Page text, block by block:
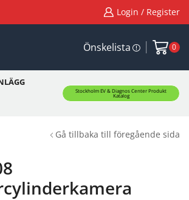
Login / Register
Önskelista 0
Stockholm EV & Diagnos Center Produkt
Katalog
Gå tillbaka till föregående sida